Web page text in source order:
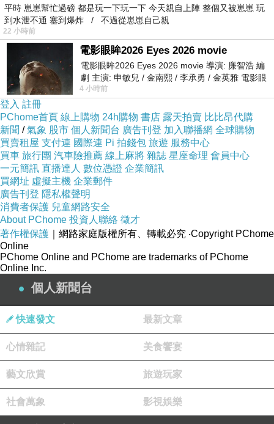
在店後方的牆上掛滿了菜單，客人找到位置之後可以自行
取一份菜單來參考，
菜單雖不是每一樣餐點都有相片參考，但品項都很家常，
義大利麵、三明治、燉飯這些，還算猜得出來的東西，要
決定不會太困難。
平時 崽崽幫忙過磅 都是玩一下玩一下 今天親自上陣 整個又被崽崽 玩
到水泄不通 塞到爆炸 / 不過從崽崽自己親
22 小時前
電影眼眸2026 Eyes 2026 movie
電影眼眸2026 Eyes 2026 movie 導演: 廉智浩 編
劇 主演: 申敏兒 / 金南熙 / 李承勇 / 金英雅 電影眼
眸2026描述攝影師徐珍因遺
4 小時前
登入 註冊
PChome首頁 線上購物 24h購物 書店 露天拍賣 比比昂代購
新聞 /氣象 股市 個人新聞台 廣告刊登 加入聯播網 全球購物
買賣租屋 支付連 國際連 Pi 拍錢包 旅遊 服務中心
買車 旅行團 汽車險推薦 線上麻將 雜誌 星座命理 會員中心
一元簡訊 直播達人 數位憑證 企業簡訊
買網址 虛擬主機 企業郵件
廣告刊登 隱私權聲明
消費者保護 兒童網路安全
About PChome 投資人聯絡 徵才
著作權保護 ｜網路家庭版權所有、轉載必究 ‧Copyright PChome
Online
PChome Online and PChome are trademarks of PChome
Online Inc.
個人新聞台
快速發文 最新文章
心情雜記 美食饗宴
藝文欣賞 旅遊玩家
社會萬象 影視娛樂